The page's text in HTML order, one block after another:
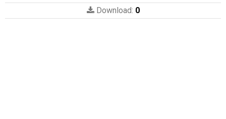
Download: 0